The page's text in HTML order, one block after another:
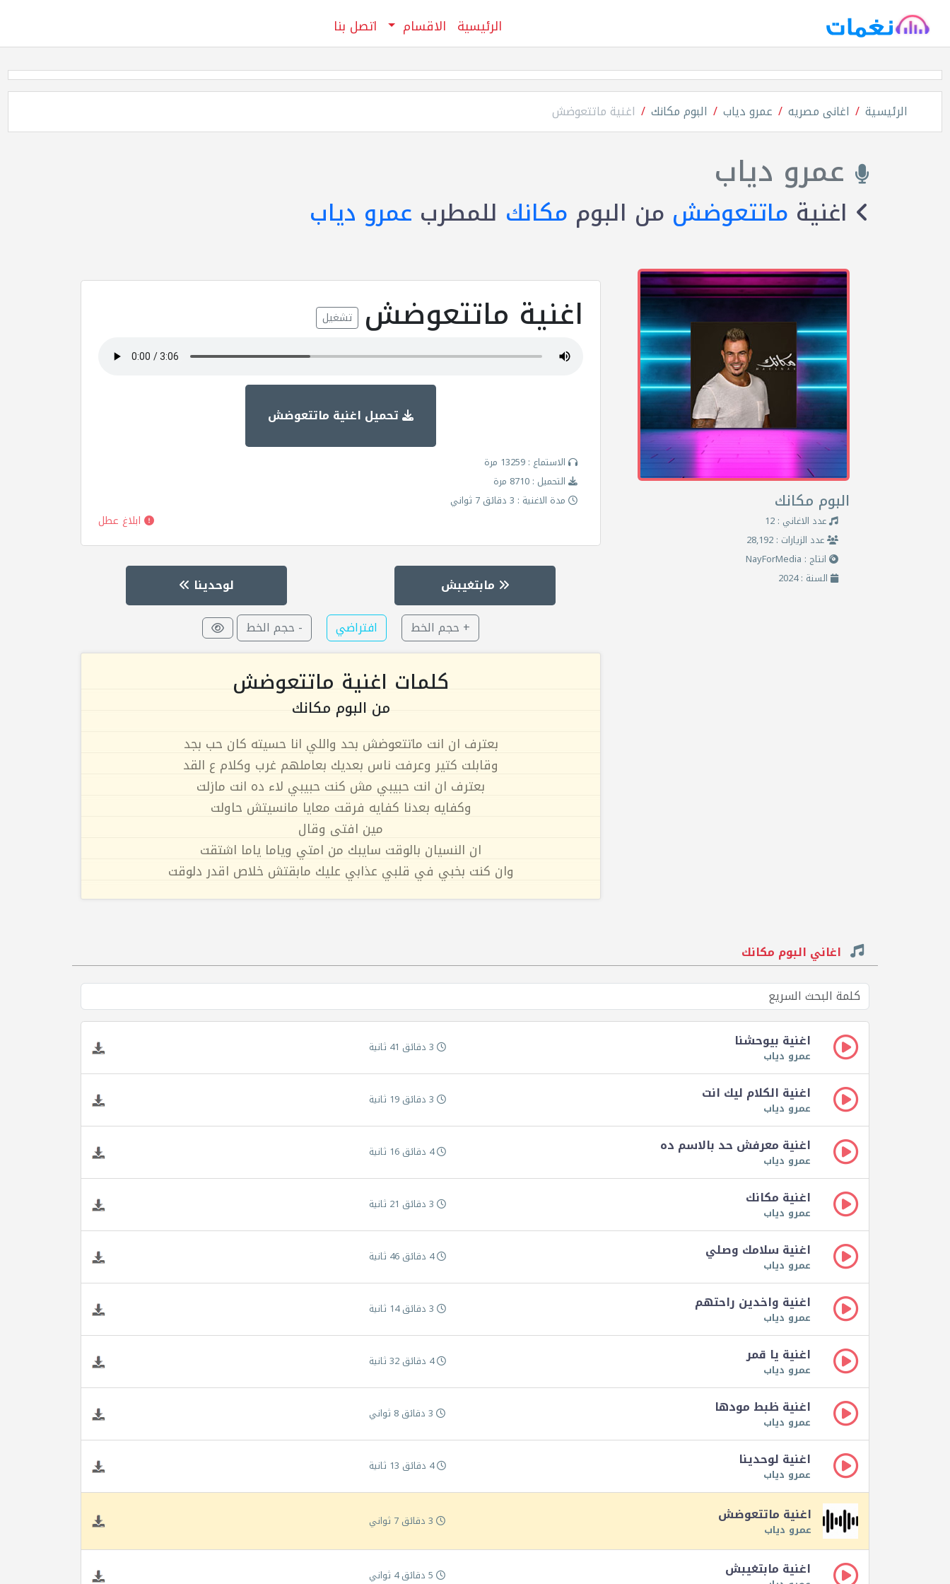
الرئيسية الاقسام اتصل بنا
الرئيسية اغانى مصريه عمرو دياب البوم مكانك اغنية ماتتعوضش
عمرو دياب
اغنية ماتتعوضش من البوم مكانك للمطرب عمرو دياب
البوم مكانك
عدد الاغاني : 12
عدد الزيارات : 28,192
انتاج : NayForMedia
السنة : 2024
اغنية ماتتعوضش تشغيل
تحميل اغنية ماتتعوضش
الاستماع : 13259 مرة
التحميل : 8710 مرة
مدة الاغنية : 3 دقائق 7 ثواني
ابلاغ عطل
مابتغيبش
لوحدينا
+ حجم الخط
افتراضي - حجم الخط
كلمات اغنية ماتتعوضش
من البوم مكانك
بعترف ان انت ماتتعوضش بحد واللي انا حسيته كان حب بجد
وقابلت كتير وعرفت ناس بعديك بعاملهم غرب وكلام ع القد
بعترف ان انت حبيبي مش كنت حبيبي لاء ده انت مازلت
وكفايه بعدنا كفايه فرقت معايا مانسيتش حاولت
مين افتى وقال
ان النسيان بالوقت سايبك من امتي وياما ياما اشتقت
وان كنت بخبي في قلبي عذابي عليك مابقتش خلاص اقدر دلوقت
اغاني البوم مكانك
اغنية بيوحشنا
عمرو دياب
اغنية الكلام ليك انت
عمرو دياب
اغنية معرفش حد بالاسم ده
عمرو دياب 4 دقائق 16 ثانية
اغنية مكانك
عمرو دياب
اغنية سلامك وصلي
عمرو دياب 4 دقائق 46 ثانية
اغنية واخدين راحتهم
عمرو دياب
اغنية يا قمر
عمرو دياب 4 دقائق 32 ثانية
اغنية ظبط مودها
عمرو دياب
اغنية لوحدينا
عمرو دياب 4 دقائق 13 ثانية
اغنية ماتتعوضش
عمرو دياب
اغنية مابتغيبش